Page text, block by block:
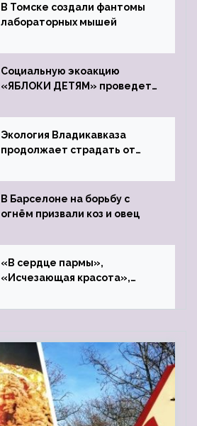
В Томске создали фантомы
лабораторных мышей
Социальную экоакцию
«ЯБЛОКИ ДЕТЯМ» проведет
Экология Владикавказа
продолжает страдать от
В Барселоне на борьбу с
огнём призвали коз и овец
«В сердце пармы»,
«Исчезающая красота»,